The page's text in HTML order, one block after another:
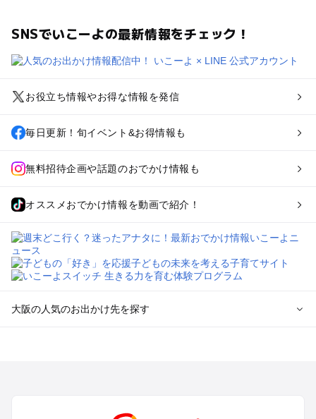
SNSでいこーよの最新情報をチェック！
お役立ち情報やお得な情報を発信
毎日更新！旬イベント&お得情報も
無料招待企画や話題のおでかけ情報も
オススメおでかけ情報を動画で紹介！
大阪の人気のお出かけ先を探す